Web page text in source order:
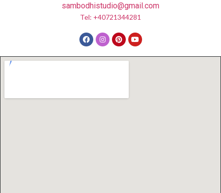
sambodhistudio@gmail.com
Tel: +40721344281